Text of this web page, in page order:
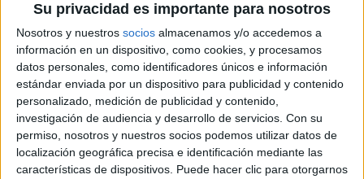
Su privacidad es importante para nosotros
Nosotros y nuestros socios almacenamos y/o accedemos a
información en un dispositivo, como cookies, y procesamos
datos personales, como identificadores únicos e información
estándar enviada por un dispositivo para publicidad y contenido
personalizado, medición de publicidad y contenido,
investigación de audiencia y desarrollo de servicios. Con su
permiso, nosotros y nuestros socios podemos utilizar datos de
localización geográfica precisa e identificación mediante las
características de dispositivos. Puede hacer clic para otorgarnos
GALERÍA DE IMÁGENES